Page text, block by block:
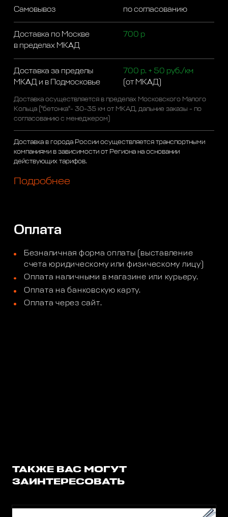
Самовывоз по согласованию
Доставка по Москве
в пределах МКАД
700 р
Доставка за пределы
МКАД и в Подмосковье
700 р. + 50 руб./км
(от МКАД)
Доставка осуществляется в пределах Московского Малого
Кольца ("бетонка"- 30-35 км от МКАД, дальние заказы - по
согласованию с менеджером)
Доставка в города России осуществляется транспортными
компаниями в зависимости от Региона на основании
действующих тарифов.
Подробнее
Оплата
Безналичная форма оплаты (выставление
счета юридическому или физическому лицу)
Оплата наличными в магазине или курьеру.
Оплата на банковскую карту.
Оплата через сайт.
ТАКЖЕ ВАС МОГУТ
ЗАИНТЕРЕСОВАТЬ